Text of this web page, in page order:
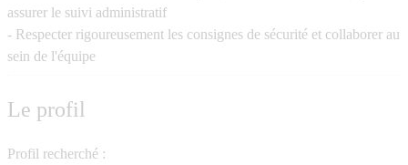
assurer le suivi administratif
- Respecter rigoureusement les consignes de sécurité et collaborer au
sein de l'équipe
Le profil
Profil recherché :